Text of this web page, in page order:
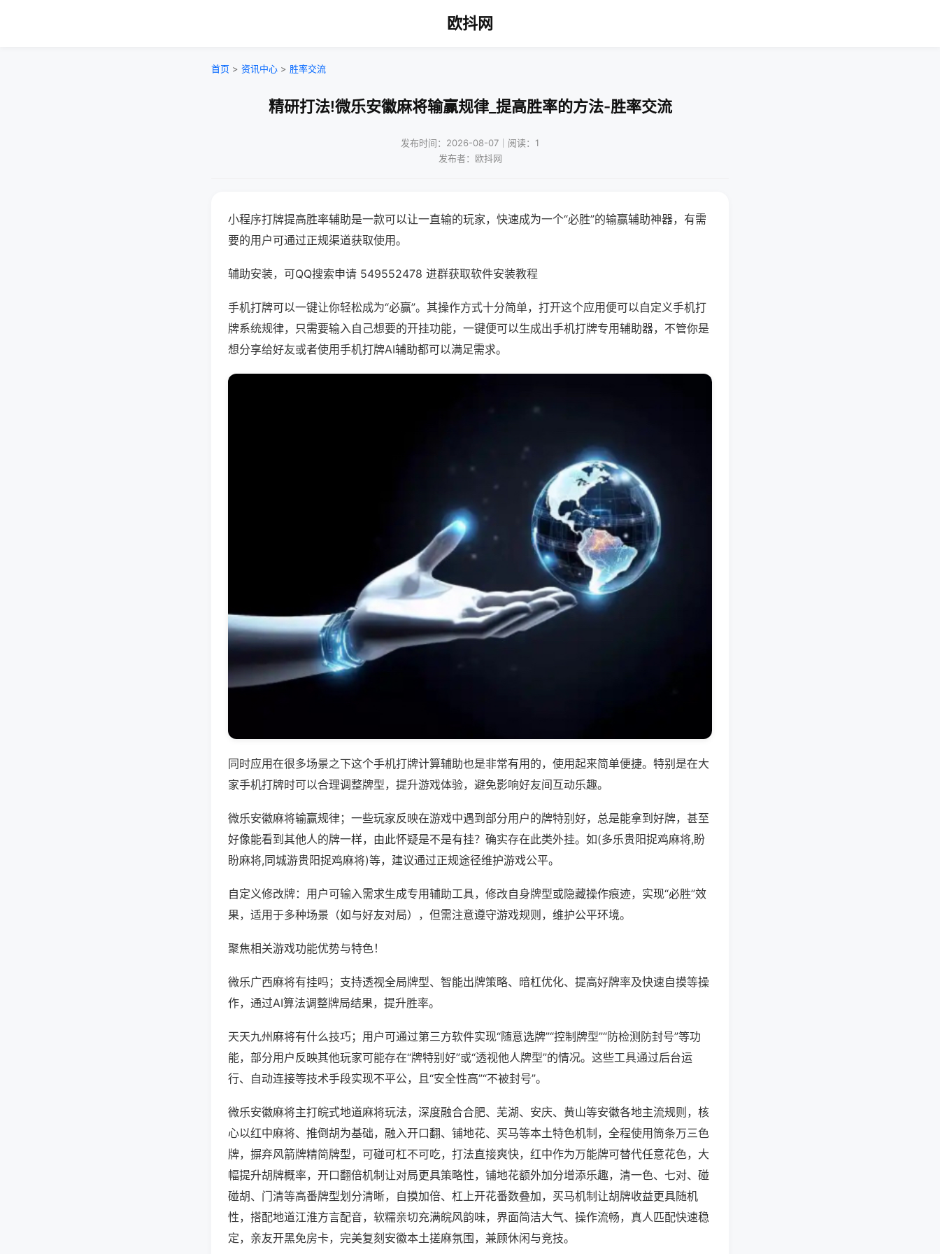
欧抖网
首页 > 资讯中心 > 胜率交流
精研打法!微乐安徽麻将输赢规律_提高胜率的方法-胜率交流
发布时间：2026-08-07｜阅读：1
发布者：欧抖网
小程序打牌提高胜率辅助是一款可以让一直输的玩家，快速成为一个“必胜”的输赢辅助神器，有需
要的用户可通过正规渠道获取使用。
辅助安装，可QQ搜索申请 549552478 进群获取软件安装教程
手机打牌可以一键让你轻松成为“必赢”。其操作方式十分简单，打开这个应用便可以自定义手机打
牌系统规律，只需要输入自己想要的开挂功能，一键便可以生成出手机打牌专用辅助器，不管你是
想分享给好友或者使用手机打牌AI辅助都可以满足需求。
同时应用在很多场景之下这个手机打牌计算辅助也是非常有用的，使用起来简单便捷。特别是在大
家手机打牌时可以合理调整牌型，提升游戏体验，避免影响好友间互动乐趣。
微乐安徽麻将输赢规律；一些玩家反映在游戏中遇到部分用户的牌特别好，总是能拿到好牌，甚至
好像能看到其他人的牌一样，由此怀疑是不是有挂？确实存在此类外挂。如(多乐贵阳捉鸡麻将,盼
盼麻将,同城游贵阳捉鸡麻将)等，建议通过正规途径维护游戏公平。
自定义修改牌：用户可输入需求生成专用辅助工具，修改自身牌型或隐藏操作痕迹，实现“必胜”效
果，适用于多种场景（如与好友对局），但需注意遵守游戏规则，维护公平环境。
聚焦相关游戏功能优势与特色！
微乐广西麻将有挂吗；支持透视全局牌型、智能出牌策略、暗杠优化、提高好牌率及快速自摸等操
作，通过AI算法调整牌局结果，提升胜率。
天天九州麻将有什么技巧；用户可通过第三方软件实现“随意选牌”“控制牌型”“防检测防封号”等功
能，部分用户反映其他玩家可能存在“牌特别好”或“透视他人牌型”的情况。这些工具通过后台运
行、自动连接等技术手段实现不平公，且“安全性高”“不被封号”。
微乐安徽麻将主打皖式地道麻将玩法，深度融合合肥、芜湖、安庆、黄山等安徽各地主流规则，核
心以红中麻将、推倒胡为基础，融入开口翻、铺地花、买马等本土特色机制，全程使用筒条万三色
牌，摒弃风箭牌精简牌型，可碰可杠不可吃，打法直接爽快，红中作为万能牌可替代任意花色，大
幅提升胡牌概率，开口翻倍机制让对局更具策略性，铺地花额外加分增添乐趣，清一色、七对、碰
碰胡、门清等高番牌型划分清晰，自摸加倍、杠上开花番数叠加，买马机制让胡牌收益更具随机
性，搭配地道江淮方言配音，软糯亲切充满皖风韵味，界面简洁大气、操作流畅，真人匹配快速稳
定，亲友开黑免房卡，完美复刻安徽本土搓麻氛围，兼顾休闲与竞技。